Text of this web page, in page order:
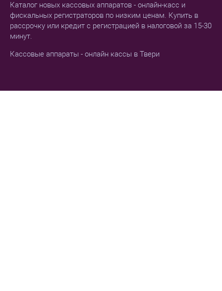
Каталог новых кассовых аппаратов - онлайн-касс и
фискальных регистраторов по низким ценам. Купить в
рассрочку или кредит с регистрацией в налоговой за 15-30
минут.
Кассовые аппараты - онлайн кассы в Твери